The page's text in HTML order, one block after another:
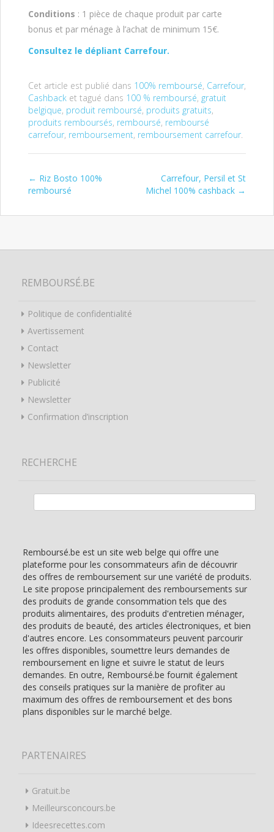
Conditions : 1 pièce de chaque produit par carte
bonus et par ménage à l’achat de minimum 15€.
Consultez le dépliant Carrefour.
Cet article est publié dans 100% remboursé, Carrefour,
Cashback et tagué dans 100 % remboursé, gratuit
belgique, produit remboursé, produits gratuits,
produits remboursés, remboursé, remboursé
carrefour, remboursement, remboursement carrefour.
Post navigation
← Riz Bosto 100%
remboursé
Carrefour, Persil et St
Michel 100% cashback →
REMBOURSÉ.BE
Politique de confidentialité
Avertissement
Contact
Newsletter
Publicité
Newsletter
Confirmation d’inscription
RECHERCHE
Remboursé.be est un site web belge qui offre une
plateforme pour les consommateurs afin de découvrir
des offres de remboursement sur une variété de produits.
Le site propose principalement des remboursements sur
des produits de grande consommation tels que des
produits alimentaires, des produits d'entretien ménager,
des produits de beauté, des articles électroniques, et bien
d'autres encore. Les consommateurs peuvent parcourir
les offres disponibles, soumettre leurs demandes de
remboursement en ligne et suivre le statut de leurs
demandes. En outre, Remboursé.be fournit également
des conseils pratiques sur la manière de profiter au
maximum des offres de remboursement et des bons
plans disponibles sur le marché belge.
PARTENAIRES
Gratuit.be
Meilleursconcours.be
Ideesrecettes.com